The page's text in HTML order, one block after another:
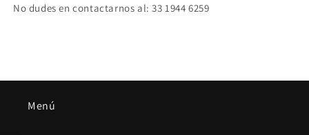
No dudes en contactarnos al: 33 1944 6259
Menú